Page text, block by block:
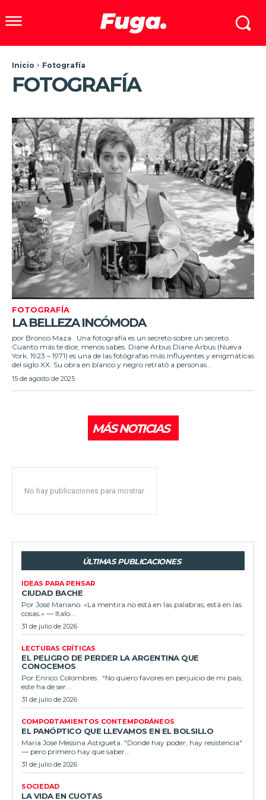
Inicio Fotografía
FOTOGRAFÍA
FOTOGRAFÍA
LA BELLEZA INCÓMODA
por Bronco Maza. Una fotografía es un secreto sobre un secreto.
Cuanto más te dice, menos sabes. Diane Arbus Diane Arbus (Nueva
York, 1923 – 1971) es una de las fotógrafas más influyentes y enigmáticas
del siglo XX. Su obra en blanco y negro retrató a personas...
15 de agosto de 2025
MÁS NOTICIAS
No hay publicaciones para mostrar
ÚLTIMAS PUBLICACIONES
IDEAS PARA PENSAR
CIUDAD BACHE
Por José Mariano. «La mentira no está en las palabras, está en las
cosas.» — Italo...
31 de julio de 2026
LECTURAS CRÍTICAS
EL PELIGRO DE PERDER LA ARGENTINA QUE
CONOCEMOS
Por Enrico Colombres. “No quiero favores en perjuicio de mi país;
este ha de ser...
31 de julio de 2026
COMPORTAMIENTOS CONTEMPORÁNEOS
EL PANÓPTICO QUE LLEVAMOS EN EL BOLSILLO
Maria Jose Messina Astigueta. "Donde hay poder, hay resistencia"
— pero primero hay que saber...
31 de julio de 2026
SOCIEDAD
LA VIDA EN CUOTAS